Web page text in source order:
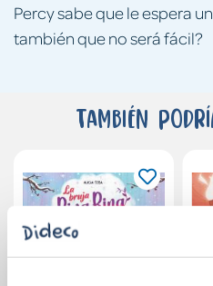
Percy sabe que le espera
también que no será fácil?
También